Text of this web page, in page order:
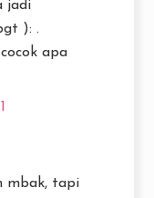
jadi
): .
apa
mbak, tapi